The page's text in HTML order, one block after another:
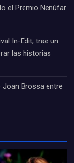
el Premio Nenúfar
In-Edit, trae un
las historias
Joan Brossa entre